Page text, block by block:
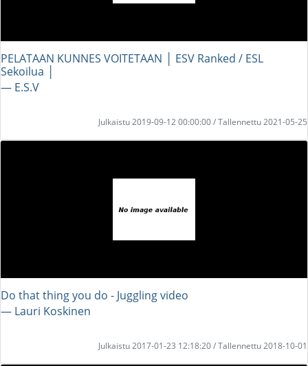
PELATAAN KUNNES VOITETAAN │ ESV Ranked / ESL
Sekoilua │
― E.S.V
Julkaistu 2019-09-12 00:00:00 / Tallennettu 2021-05-25
Do that thing you do - Juggling video
― Lauri Koskinen
Julkaistu 2017-01-23 12:18:20 / Tallennettu 2018-10-01